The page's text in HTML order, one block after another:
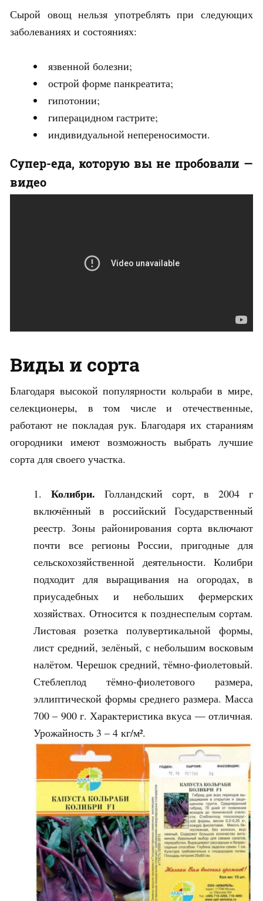
Сырой овощ нельзя употреблять при следующих
заболеваниях и состояниях:
язвенной болезни;
острой форме панкреатита;
гипотонии;
гиперацидном гастрите;
индивидуальной непереносимости.
Супер-еда, которую вы не пробовали —
видео
Виды и сорта
Благодаря высокой популярности кольраби в мире,
селекционеры, в том числе и отечественные,
работают не покладая рук. Благодаря их стараниям
огородники имеют возможность выбрать лучшие
сорта для своего участка.
Колибри. Голландский сорт, в 2004 г
включённый в российский Государственный
реестр. Зоны районирования сорта включают
почти все регионы России, пригодные для
сельскохозяйственной деятельности. Колибри
подходит для выращивания на огородах, в
приусадебных и небольших фермерских
хозяйствах. Относится к позднеспелым сортам.
Листовая розетка полувертикальной формы,
лист средний, зелёный, с небольшим восковым
налётом. Черешок средний, тёмно-фиолетовый.
Стеблеплод тёмно-фиолетового размера,
эллиптической формы среднего размера. Масса
700 – 900 г. Характеристика вкуса — отличная.
Урожайность 3 – 4 кг/м².